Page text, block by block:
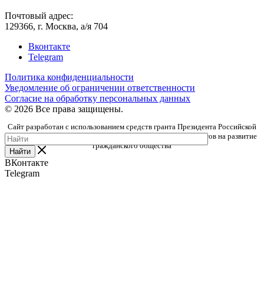
Почтовый адрес:
129366, г. Москва, а/я 704
Вконтакте
Telegram
Политика конфиденциальности
Уведомление об ограничении ответственности
Согласие на обработку персональных данных
© 2026 Все права защищены.
Сайт разработан с использованием средств гранта Президента Российской
Федерации, предоставленного Фондом президентских грантов на развитие
гражданского общества
Найти
ВКонтакте
Telegram